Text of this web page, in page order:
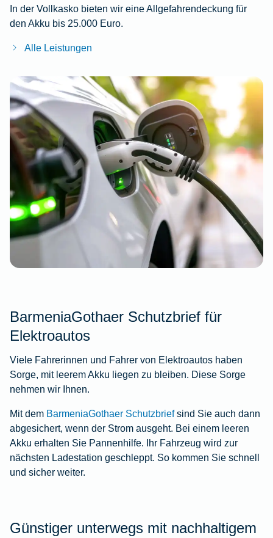
In der Vollkasko bieten wir eine Allgefahrendeckung für
den Akku bis 25.000 Euro.
Alle Leistungen
BarmeniaGothaer Schutzbrief für
Elektroautos
Viele Fahrerinnen und Fahrer von Elektroautos haben
Sorge, mit leerem Akku liegen zu bleiben. Diese Sorge
nehmen wir Ihnen.
Mit dem BarmeniaGothaer Schutzbriefsind Sie auch dann
abgesichert, wenn der Strom ausgeht. Bei einem leeren
Akku erhalten Sie Pannenhilfe. Ihr Fahrzeug wird zur
nächsten Ladestation geschleppt. So kommen Sie schnell
und sicher weiter.
Günstiger unterwegs mit nachhaltigem